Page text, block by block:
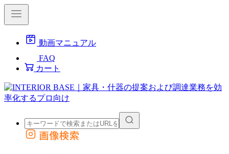
動画マニュアル
FAQ
カート
外部サイトの商品をカートに追加
画像検索